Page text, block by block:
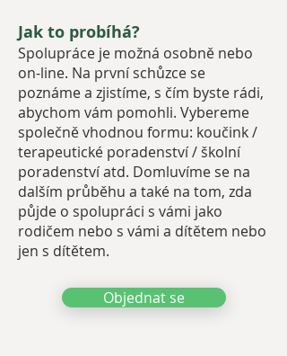
Jak to probíhá?
Spolupráce je možná osobně nebo
on-line. Na první schůzce se
poznáme a zjistíme, s čím byste rádi,
abychom vám pomohli. Vybereme
společně vhodnou formu: koučink /
terapeutické poradenství / školní
poradenství atd. Domluvíme se na
dalším průběhu a také na tom, zda
půjde o spolupráci s vámi jako
rodičem nebo s vámi a dítětem nebo
jen s dítětem.
Objednat se